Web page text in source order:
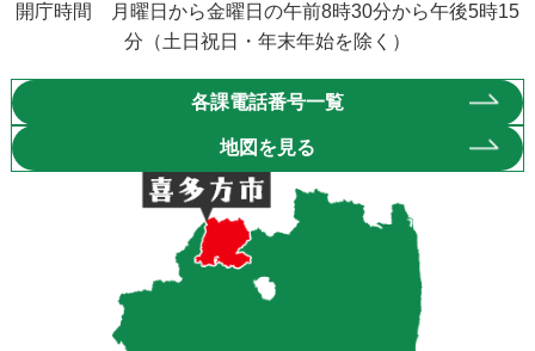
開庁時間 月曜日から金曜日の午前8時30分から午後5時15
分（土日祝日・年末年始を除く）
各課電話番号一覧
地図を見る